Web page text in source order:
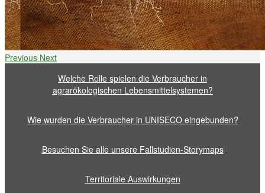
Previous Next
Welche Rolle spielen die Verbraucher in
agrarökologischen Lebensmittelsystemen?
Wie wurden die Verbraucher in UNISECO eingebunden?
Besuchen Sie alle unsere Fallstudien-Storymaps
Territoriale Auswirkungen